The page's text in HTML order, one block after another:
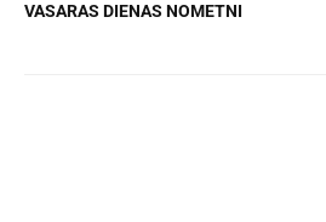
VASARAS DIENAS NOMETNI